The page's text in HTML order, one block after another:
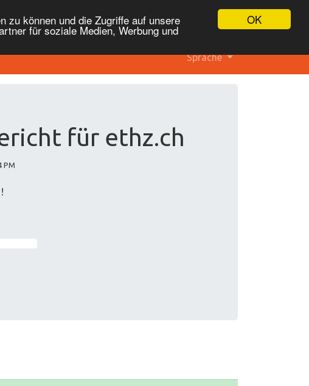
OK
zu können und die Zugriffe auf unsere
für soziale Medien, Werbung und
Sprache
für ethz.ch
PM
!